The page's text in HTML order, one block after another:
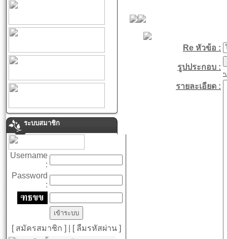
ระบบสมาชิก
Username
:
Password
:
[ สมัครสมาชิก ]
[ ลืมรหัสผ่าน ]
Re หัวข้อ :
รูปประกอบ :
*
รายละเอียด :